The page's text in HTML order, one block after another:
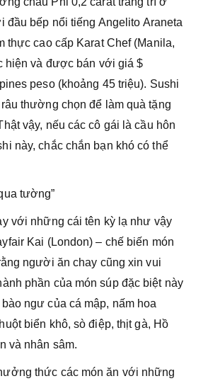
đầu bếp nổi tiếng Angelito Araneta
thực cao cấp Karat Chef (Manila,
hiện và được bán với giá $
peso (khoảng 45 triệu). Sushi
thường chọn để làm quà tặng
vậy, nếu các cô gái là cầu hôn
này, chắc chắn bạn khó có thể
tường”
với những cái tên kỳ lạ như vậy
Kai (London) – chế biến món
người ăn chay cũng xin vui
phần của món súp đặc biệt này
ngư của cá mập, nấm hoa
biển khô, sò điệp, thịt gà, Hồ
và nhân sâm.
thức các món ăn với những